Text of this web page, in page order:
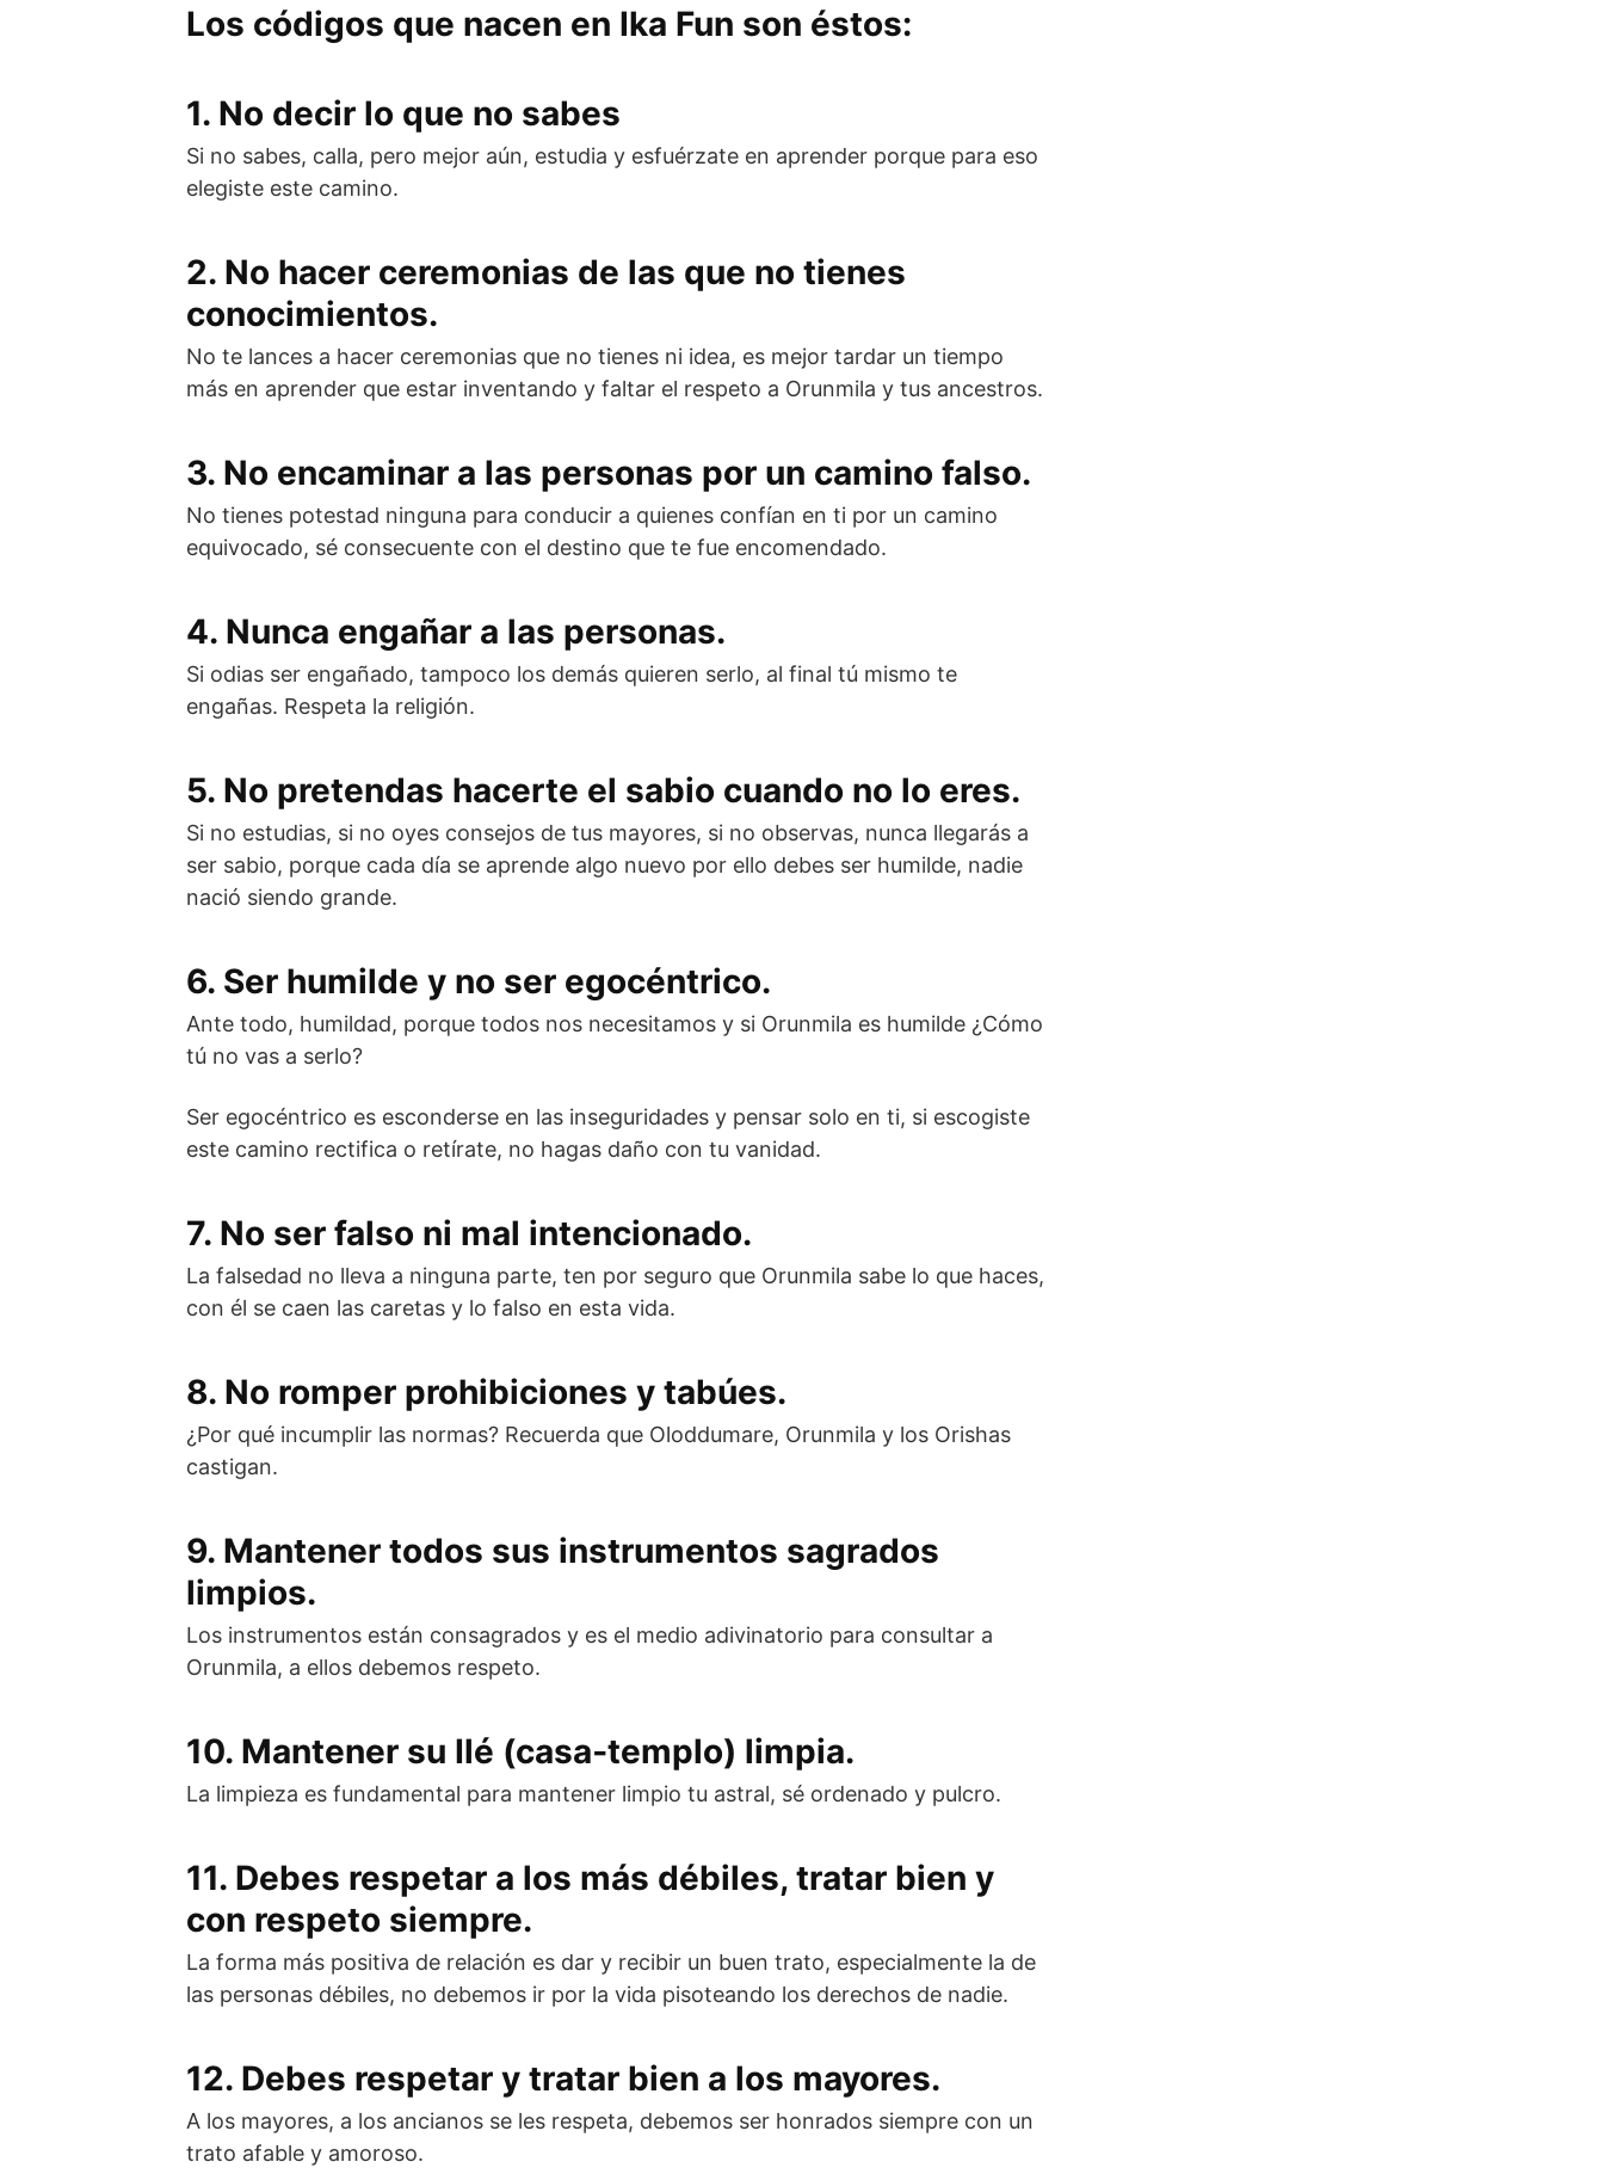
Los códigos que nacen en Ika Fun son éstos:
1. No decir lo que no sabes
Si no sabes, calla, pero mejor aún, estudia y esfuérzate en aprender porque para eso
elegiste este camino.
2. No hacer ceremonias de las que no tienes
conocimientos.
No te lances a hacer ceremonias que no tienes ni idea, es mejor tardar un tiempo
más en aprender que estar inventando y faltar el respeto a Orunmila y tus ancestros.
3. No encaminar a las personas por un camino falso.
No tienes potestad ninguna para conducir a quienes confían en ti por un camino
equivocado, sé consecuente con el destino que te fue encomendado.
4. Nunca engañar a las personas.
Si odias ser engañado, tampoco los demás quieren serlo, al final tú mismo te
engañas. Respeta la religión.
5. No pretendas hacerte el sabio cuando no lo eres.
Si no estudias, si no oyes consejos de tus mayores, si no observas, nunca llegarás a
ser sabio, porque cada día se aprende algo nuevo por ello debes ser humilde, nadie
nació siendo grande.
6. Ser humilde y no ser egocéntrico.
Ante todo, humildad, porque todos nos necesitamos y si Orunmila es humilde ¿Cómo
tú no vas a serlo?
Ser egocéntrico es esconderse en las inseguridades y pensar solo en ti, si escogiste
este camino rectifica o retírate, no hagas daño con tu vanidad.
7. No ser falso ni mal intencionado.
La falsedad no lleva a ninguna parte, ten por seguro que Orunmila sabe lo que haces,
con él se caen las caretas y lo falso en esta vida.
8. No romper prohibiciones y tabúes.
¿Por qué incumplir las normas? Recuerda que Oloddumare, Orunmila y los Orishas
castigan.
9. Mantener todos sus instrumentos sagrados
limpios.
Los instrumentos están consagrados y es el medio adivinatorio para consultar a
Orunmila, a ellos debemos respeto.
10. Mantener su Ilé (casa‐templo) limpia.
La limpieza es fundamental para mantener limpio tu astral, sé ordenado y pulcro.
11. Debes respetar a los más débiles, tratar bien y
con respeto siempre.
La forma más positiva de relación es dar y recibir un buen trato, especialmente la de
las personas débiles, no debemos ir por la vida pisoteando los derechos de nadie.
12. Debes respetar y tratar bien a los mayores.
A los mayores, a los ancianos se les respeta, debemos ser honrados siempre con un
trato afable y amoroso.